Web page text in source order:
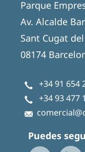
Parque
Av. Alcalde
Sant Cugat
08174
+34 91 654
+34 93 477
Puedes